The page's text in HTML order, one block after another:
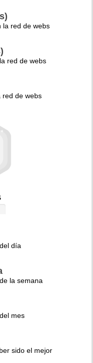
la red de webs
red de webs
red de webs
día
la semana
mes
sido el mejor